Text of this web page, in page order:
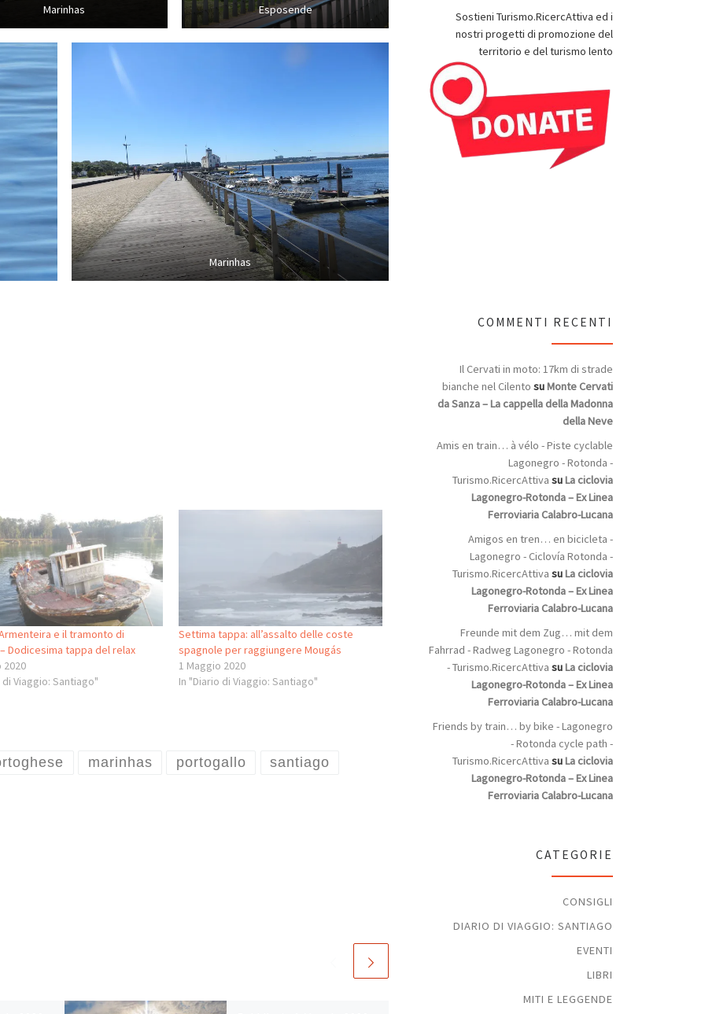
Marinhas Esposende
Marinhas
Armenteira e il tramonto di
Dodicesima tappa del relax
2020
di Viaggio: Santiago"
Settima tappa: all’assalto delle coste
spagnole per raggiungere Mougás
1 Maggio 2020
In "Diario di Viaggio: Santiago"
marinhas portogallo santiago
Sostieni Turismo.RicercAttiva ed i
nostri progetti di promozione del
territorio e del turismo lento
COMMENTI RECENTI
Il Cervati in moto: 17km di strade
bianche nel Cilento suMonte Cervati
da Sanza – La cappella della Madonna
della Neve
Amis en train… à vélo - Piste cyclable
Lagonegro - Rotonda -
Turismo.RicercAttiva suLa ciclovia
Lagonegro-Rotonda – Ex Linea
Ferroviaria Calabro-Lucana
Amigos en tren… en bicicleta -
Lagonegro - Ciclovía Rotonda -
Turismo.RicercAttiva suLa ciclovia
Lagonegro-Rotonda – Ex Linea
Ferroviaria Calabro-Lucana
Freunde mit dem Zug… mit dem
Fahrrad - Radweg Lagonegro - Rotonda
- Turismo.RicercAttiva suLa ciclovia
Lagonegro-Rotonda – Ex Linea
Ferroviaria Calabro-Lucana
Friends by train… by bike - Lagonegro
- Rotonda cycle path -
Turismo.RicercAttiva suLa ciclovia
Lagonegro-Rotonda – Ex Linea
Ferroviaria Calabro-Lucana
CATEGORIE
CONSIGLI
DIARIO DI VIAGGIO: SANTIAGO
EVENTI
LIBRI
MITI E LEGGENDE